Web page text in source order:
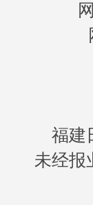
福建
未经报